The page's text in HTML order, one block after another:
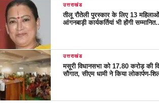
उत्तराखंड
तीलू रौतेली पुरस्कार के लिए 13
आंगनबाड़ी कार्यकर्तियां भी होंगी
उत्तराखंड
मसूरी विधानसभा को 17.80 करोड़ की
सौगात, सीएम धामी ने किया लोकार्पण-